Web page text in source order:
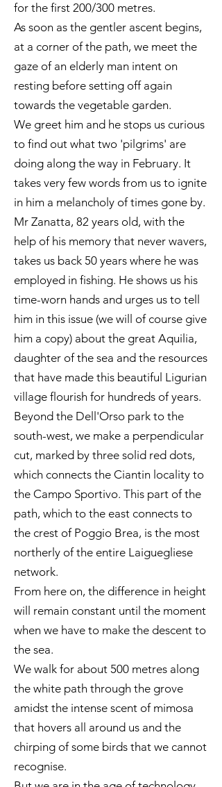
for the first 200/300 metres.
As soon as the gentler ascent begins,
at a corner of the path, we meet the
gaze of an elderly man intent on
resting before setting off again
towards the vegetable garden.
We greet him and he stops us curious
to find out what two 'pilgrims' are
doing along the way in February. It
takes very few words from us to ignite
in him a melancholy of times gone by.
Mr Zanatta, 82 years old, with the
help of his memory that never wavers,
takes us back 50 years where he was
employed in fishing. He shows us his
time-worn hands and urges us to tell
him in this issue (we will of course give
him a copy) about the great Aquilia,
daughter of the sea and the resources
that have made this beautiful Ligurian
village flourish for hundreds of years.
Beyond the Dell'Orso park to the
south-west, we make a perpendicular
cut, marked by three solid red dots,
which connects the Ciantin locality to
the Campo Sportivo. This part of the
path, which to the east connects to
the crest of Poggio Brea, is the most
northerly of the entire Laiguegliese
network.
From here on, the difference in height
will remain constant until the moment
when we have to make the descent to
the sea.
We walk for about 500 metres along
the white path through the grove
amidst the intense scent of mimosa
that hovers all around us and the
chirping of some birds that we cannot
recognise.